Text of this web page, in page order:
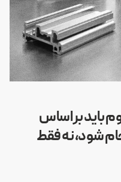
باید بر اساس
شود، نه فقط